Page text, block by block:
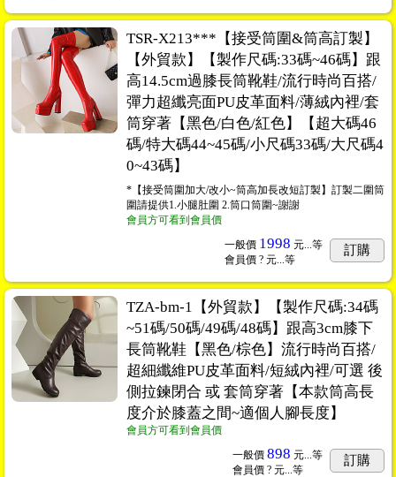
TSR-X213***【接受筒圍&筒高訂製】
【外貿款】【製作尺碼:33碼~46碼】跟
高14.5cm過膝長筒靴鞋/流行時尚百搭/
彈力超纖亮面PU皮革面料/薄絨內裡/套
筒穿著【黑色/白色/紅色】【超大碼46
碼/特大碼44~45碼/小尺碼33碼/大尺碼4
0~43碼】
*【接受筒圍加大/改小~筒高加長改短訂製】訂製二圍筒
圍請提供1.小腿肚圍 2.筒口筒圍~謝謝
會員方可看到會員價
一般價 1998 元...等
會員價 ? 元...等
訂購
TZA-bm-1【外貿款】【製作尺碼:34碼
~51碼/50碼/49碼/48碼】跟高3cm膝下
長筒靴鞋【黑色/棕色】流行時尚百搭/
超細纖維PU皮革面料/短絨內裡/可選 後
側拉鍊閉合 或 套筒穿著【本款筒高長
度介於膝蓋之間~適個人腳長度】
會員方可看到會員價
一般價 898 元...等
會員價 ? 元...等
訂購